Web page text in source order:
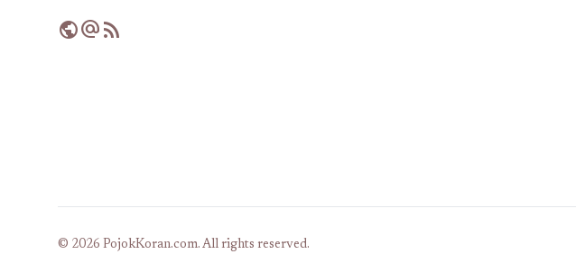
publicalternate_emailrss_feed
© 2026 PojokKoran.com. All rights reserved.